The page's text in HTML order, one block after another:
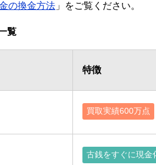
の換金方法 」をご覧ください。
覧
特徴
買取実績600万点
古銭をすぐに現金